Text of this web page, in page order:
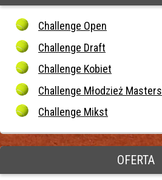
Challenge Open
Challenge Draft
Challenge Kobiet
Challenge Młodzież Masters
Challenge Mikst
OFERTA